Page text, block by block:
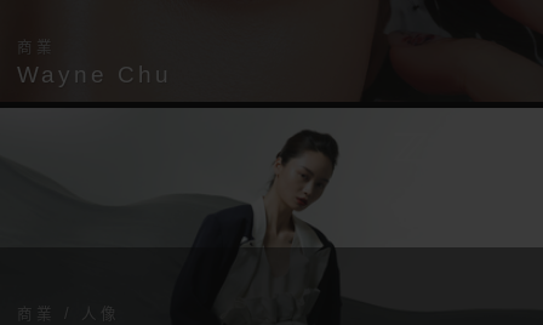
商業
Wayne Chu
商業 / 人像